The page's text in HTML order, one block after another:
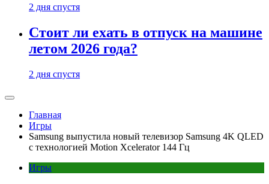
2 дня спустя
Стоит ли ехать в отпуск на машине
летом 2026 года?
2 дня спустя
Главная
Игры
Samsung выпустила новый телевизор Samsung 4K QLED
с технологией Motion Xcelerator 144 Гц
Игры